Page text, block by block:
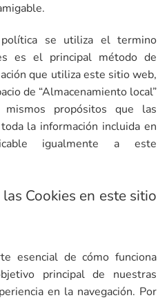
se utiliza el termino
es el principal método de
que utiliza este sitio web,
de “Almacenamiento local”
propósitos que las
la información incluida en
igualmente a este
Cookies en este sitio
esencial de cómo funciona
principal de nuestras
en la navegación. Por